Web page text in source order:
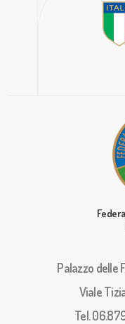
Palazzo delle
Viale
Tel.